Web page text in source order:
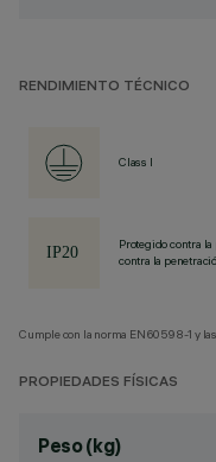
RENDIMIENTO TÉCNICO
Class I
Protegido contra
contra la
Cumple con la norma EN60598-1 y
PROPIEDADES FÍSICAS
Peso (kg)